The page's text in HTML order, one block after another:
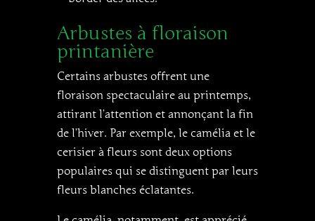
Arbustes à floraison
printanière
Certains arbustes offrent une
floraison spectaculaire au printemps,
attirant l’attention et annonçant la fin
de l’hiver. Par exemple, le camélia et le
cerisier à fleurs sont deux options
populaires qui se distinguent par leurs
fleurs blanches éclatantes.